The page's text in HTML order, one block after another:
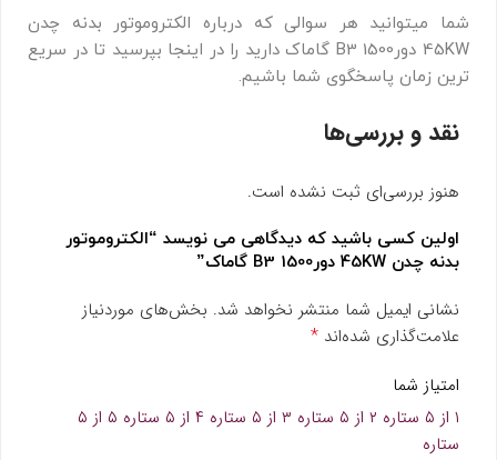
شما میتوانید هر سوالی که درباره الکتروموتور بدنه چدن
45KW دور1500 B3 گاماک دارید را در اینجا بپرسید تا در سریع
ترین زمان پاسخگوی شما باشیم.
نقد و بررسی‌ها
هنوز بررسی‌ای ثبت نشده است.
اولین کسی باشید که دیدگاهی می نویسد “الکتروموتور
بدنه چدن 45KW دور1500 B3 گاماک”
نشانی ایمیل شما منتشر نخواهد شد. بخش‌های موردنیاز
علامت‌گذاری شده‌اند *
امتیاز شما
۱ از ۵ ستاره
۲ از ۵ ستاره ۳ از ۵ ستاره ۴ از ۵ ستاره
۵ از ۵
ستاره